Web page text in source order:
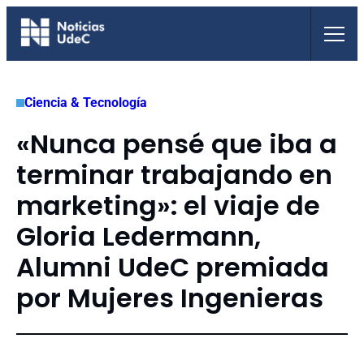
Saltar
Ciencia & Tecnología
«Nunca pensé que iba a
terminar trabajando en
marketing»: el viaje de
Gloria Ledermann,
Alumni UdeC premiada
por Mujeres Ingenieras